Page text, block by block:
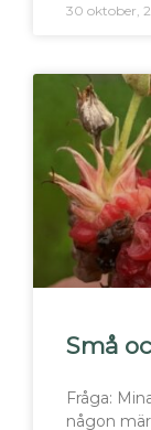
30 oktober,
Små
Fråga:
någon